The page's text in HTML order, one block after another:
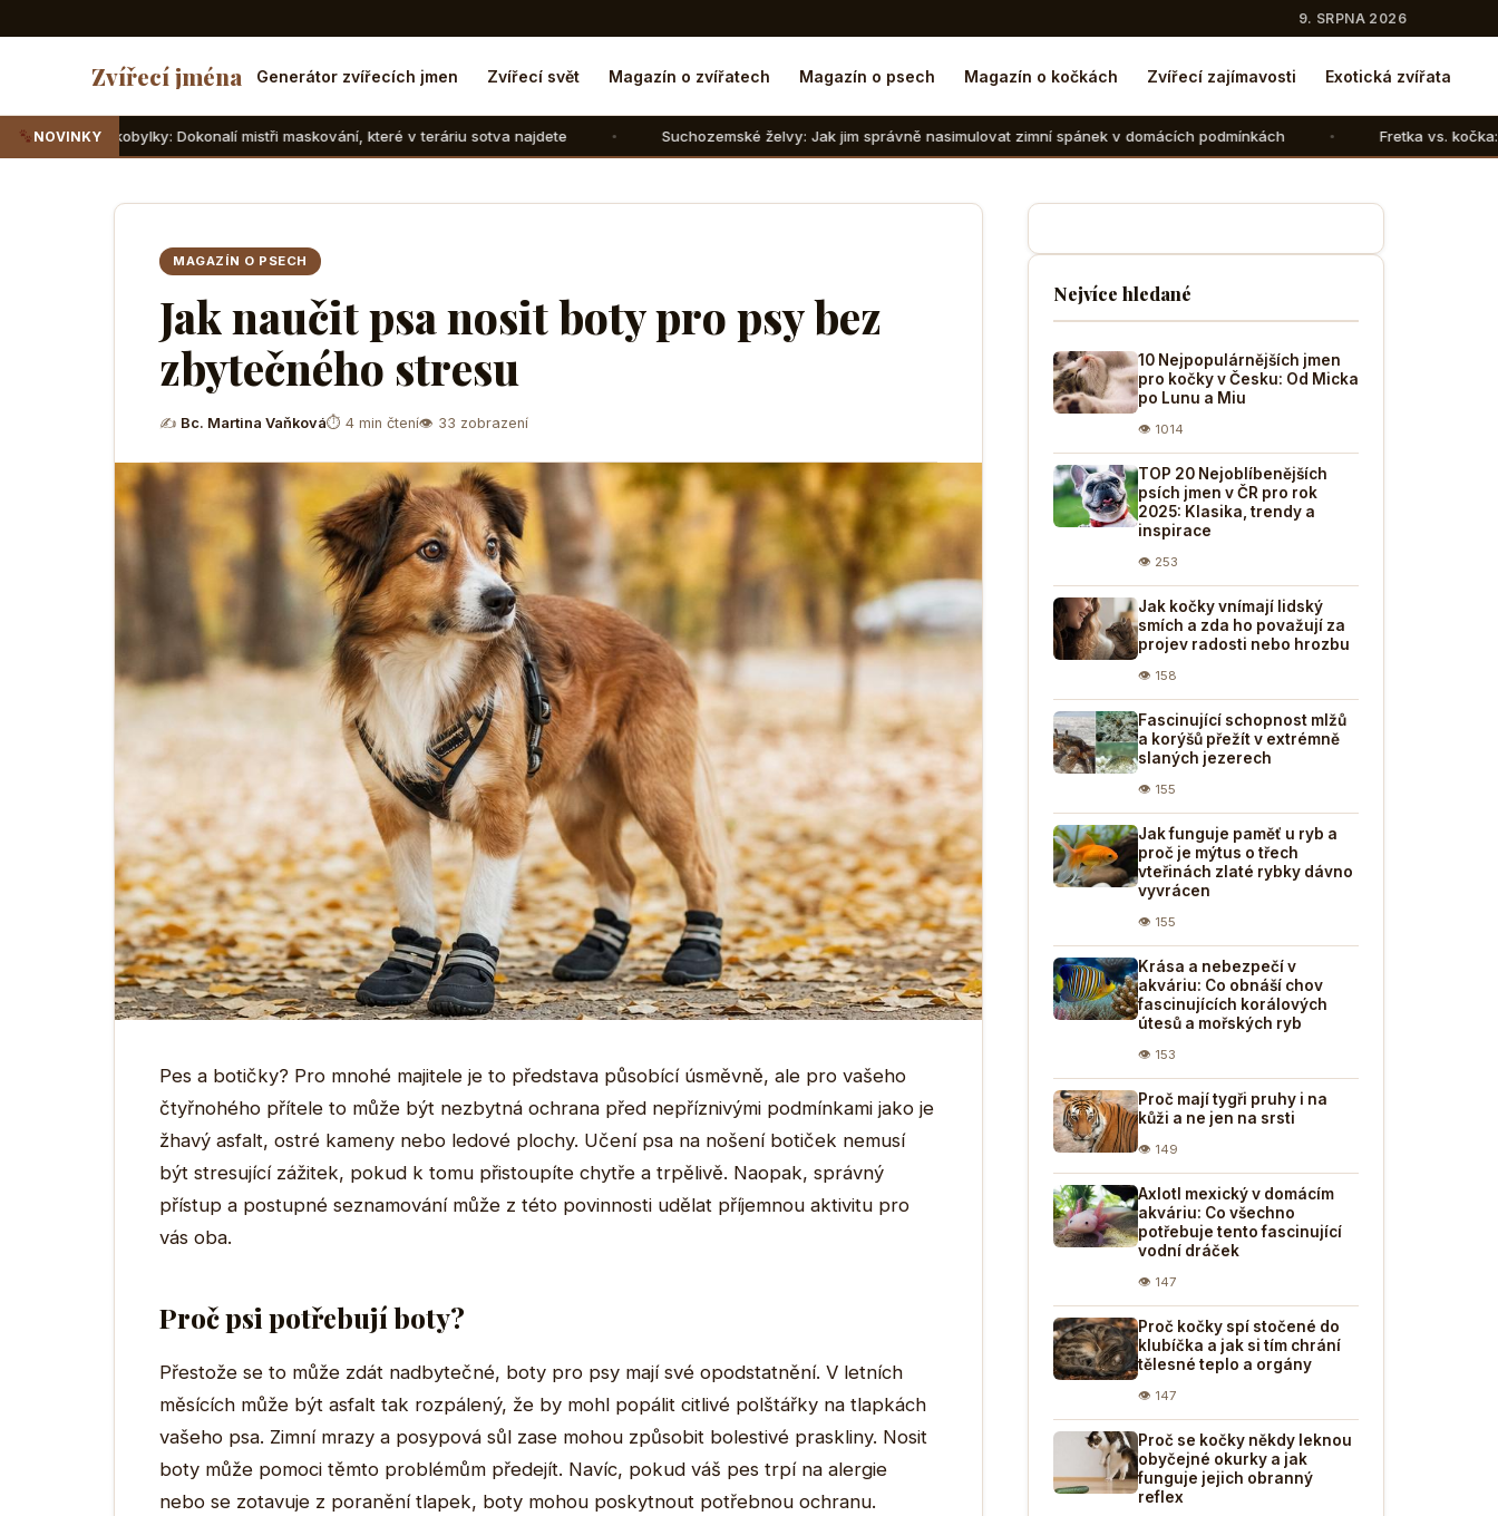
9. SRPNA 2026
Zvířecí jména Generátor zvířecích jmen Zvířecí svět Magazín o zvířatech Magazín o psech Magazín o kočkách Zvířecí zajímavosti Exotická zvířata
NOVINKY
Dokonalí mistři maskování, které v teráriu sotva najdete Suchozemské želvy: Jak jim správně nasimulovat zimní spánek v domácích podmínkách Fretka vs. kočka: V čem se liší chov
MAGAZÍN O PSECH
Jak naučit psa nosit boty pro psy bez
zbytečného stresu
✍ Bc. Martina Vaňková⏱ 4 min čtení👁 33 zobrazení
Pes a botičky? Pro mnohé majitele je to představa působící úsměvně, ale pro vašeho
čtyřnohého přítele to může být nezbytná ochrana před nepříznivými podmínkami jako je
žhavý asfalt, ostré kameny nebo ledové plochy. Učení psa na nošení botiček nemusí
být stresující zážitek, pokud k tomu přistoupíte chytře a trpělivě. Naopak, správný
přístup a postupné seznamování může z této povinnosti udělat příjemnou aktivitu pro
vás oba.
Proč psi potřebují boty?
Přestože se to může zdát nadbytečné, boty pro psy mají své opodstatnění. V letních
měsících může být asfalt tak rozpálený, že by mohl popálit citlivé polštářky na tlapkách
vašeho psa. Zimní mrazy a posypová sůl zase mohou způsobit bolestivé praskliny. Nosit
boty může pomoci těmto problémům předejít. Navíc, pokud váš pes trpí na alergie
nebo se zotavuje z poranění tlapek, boty mohou poskytnout potřebnou ochranu.
Nejvíce hledané
10 Nejpopulárnějších jmen
pro kočky v Česku: Od Micka
po Lunu a Miu
👁 1014
TOP 20 Nejoblíbenějších
psích jmen v ČR pro rok
2025: Klasika, trendy a
inspirace
👁 253
Jak kočky vnímají lidský
smích a zda ho považují za
projev radosti nebo hrozbu
👁 158
Fascinující schopnost mlžů
a korýšů přežít v extrémně
slaných jezerech
👁 155
Jak funguje paměť u ryb a
proč je mýtus o třech
vteřinách zlaté rybky dávno
vyvrácen
👁 155
Krása a nebezpečí v
akváriu: Co obnáší chov
fascinujících korálových
útesů a mořských ryb
👁 153
Proč mají tygři pruhy i na
kůži a ne jen na srsti
👁 149
Axlotl mexický v domácím
akváriu: Co všechno
potřebuje tento fascinující
vodní dráček
👁 147
Proč kočky spí stočené do
klubíčka a jak si tím chrání
tělesné teplo a orgány
👁 147
Proč se kočky někdy leknou
obyčejné okurky a jak
funguje jejich obranný
reflex